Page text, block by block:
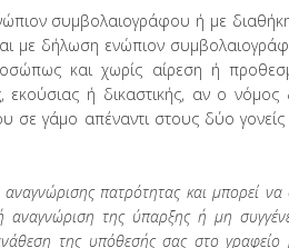
συμβολαιογράφου ή με
με δήλωση ενώπιον
και χωρίς αίρεση ή
ή δικαστικής, αν ο νόμος
σε γάμο απέναντι στους δύο γονείς
πατρότητας και μπορεί να
αναγνώριση της ύπαρξης ή μη
της υπόθεσής σας στο γραφείο